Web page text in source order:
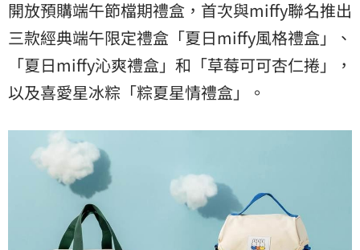
開放預購端午節檔期禮盒，首次與miffy聯名推出
三款經典端午限定禮盒「夏日miffy風格禮盒」、
「夏日miffy沁爽禮盒」和「草莓可可杏仁捲」，
以及喜愛星冰粽「粽夏星情禮盒」。